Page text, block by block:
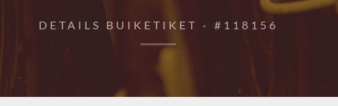
DETAILS BUIKETIKET - #118156